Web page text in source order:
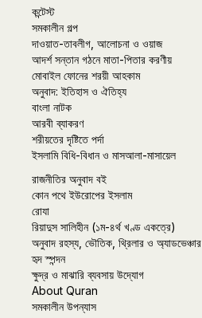
কন্টেস্ট
সমকালীন গল্প
দাওয়াত-তাবলীগ, আলোচনা ও ওয়াজ
আদর্শ সন্তান গঠনে মাতা-পিতার করণীয়
মোবাইল ফোনের শরয়ী আহকাম
অনুবাদ: ইতিহাস ও ঐতিহ্য
বাংলা নাটক
আরবী ব্যাকরণ
শরীয়তের দৃষ্টিতে পর্দা
ইসলামি বিধি-বিধান ও মাসআলা-মাসায়েল
রাজনীতির অনুবাদ বই
কোন পথে ইউরোপের ইসলাম
রোযা
রিয়াদুস সালিহীন (১ম-৪র্থ খণ্ড একত্রে)
অনুবাদ রহস্য, ভৌতিক, থ্রিলার ও অ্যাডভেঞ্চার
হৃদ স্পন্দন
ক্ষুদ্র ও মাঝারি ব্যবসায় উদ্যোগ
About Quran
সমকালীন উপন্যাস